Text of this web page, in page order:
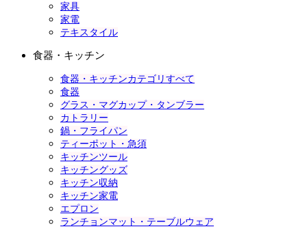
家具
家電
テキスタイル
食器・キッチン
食器・キッチンカテゴリすべて
食器
グラス・マグカップ・タンブラー
カトラリー
鍋・フライパン
ティーポット・急須
キッチンツール
キッチングッズ
キッチン収納
キッチン家電
エプロン
ランチョンマット・テーブルウェア